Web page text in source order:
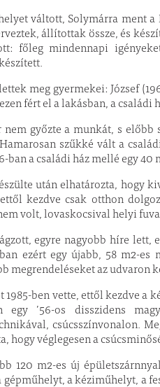
váltott, Solymárra ment
állítottak össze, és
főleg mindennapi
meg gyermekei: József
fért el a lakásban, a
nem győzte a munkát, s
szűkké vált a
ban a családi ház mellé egy
után elhatározta, hogy
kezdve csak otthon
volt, lovaskocsival helyi
egyre nagyobb híre
ban ezért egy újabb, 58 m2-
megrendeléseket az udvaron
1985-ben vette, ettől kezdve a
egy ’56-os disszidens
csúcsszínvonalon.
hogy véglegesen a
120 m2-es új
a kéziműhelyt, a